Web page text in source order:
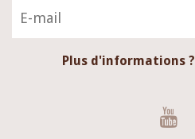
Plus d'informations ?